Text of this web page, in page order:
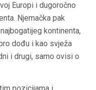
Europi i dugoročno
Njemačka pak
kontinenta,
dođu i kao svježa
i drugi, samo ovisi o